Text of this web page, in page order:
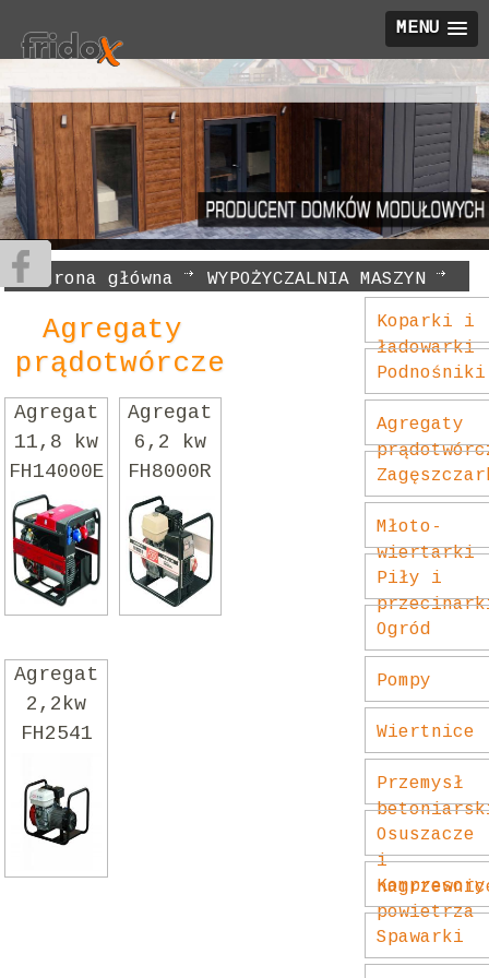
MENU
Strona główna
WYPOŻYCZALNIA MASZYN
Agregaty prądotwórcze
Agregaty
prądotwórcze
Agregat
11,8 kw
FH14000E
Agregat
6,2 kw
FH8000R
Agregat
2,2kw
FH2541
Koparki i
ładowarki
Podnośniki
Agregaty
Młoto-
wiertarki
Piły i
Ogród
Pompy
Wiertnice
Przemysł
Osuszacze
i
Kompresory
powietrza
Spawarki